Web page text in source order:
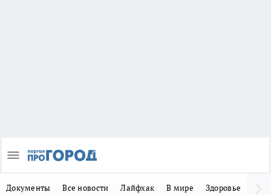
Документы Все новости Лайфхак В мире Здоровье